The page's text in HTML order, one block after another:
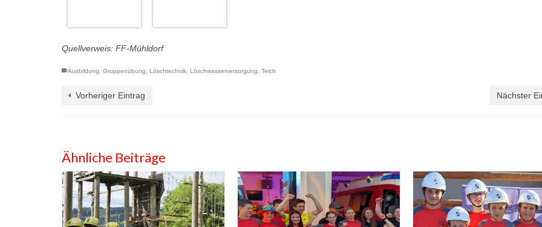
Quellverweis: FF-Mühldorf
Ausbildung Gruppenübung Löschtechnik Löschwasserversorgung Teich
Vorheriger Eintrag Nächster
Ähnliche Beiträge